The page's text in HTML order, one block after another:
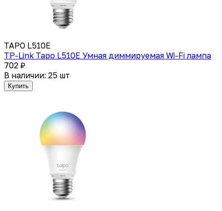
TAPO L510E
TP-Link Tapo L510E Умная диммируемая Wi-Fi лампа
702 ₽
В наличии: 25 шт
Купить